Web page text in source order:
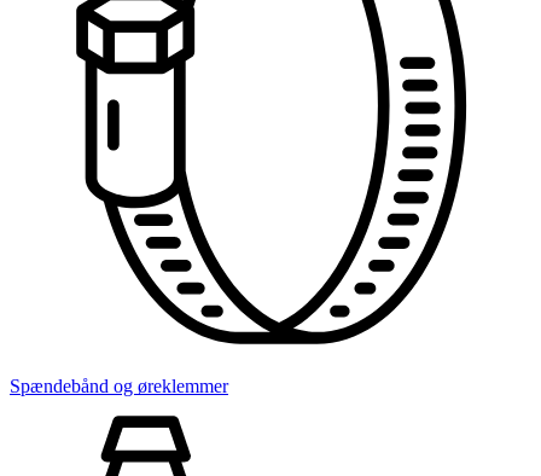
Spændebånd og øreklemmer